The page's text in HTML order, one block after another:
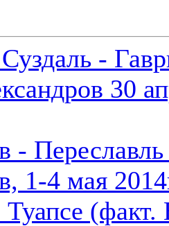
-
30
-
1-4 мая
Туапсе